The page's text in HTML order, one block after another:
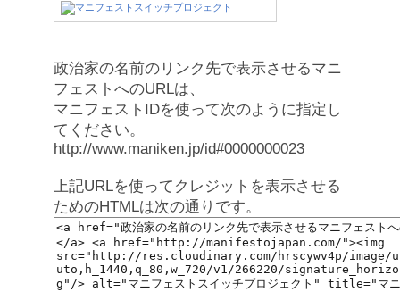
政治家の名前のリンク先で表示させるマニ
フェストへのURLは、
マニフェストIDを使って次のように指定し
てください。
http://www.maniken.jp/id#0000000023
上記URLを使ってクレジットを表示させる
ためのHTMLは次の通りです。